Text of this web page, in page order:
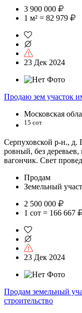
3 900 000
1 м² = 82 979
23 Дек 2024
Продаю зем участок
Московская
15 сот
Серпуховской р-н., д.
ровный, без
вагончик. Свет
Продам
Земельный
2 500 000
1 сот = 166 667
23 Дек 2024
Продам земельный
строительство